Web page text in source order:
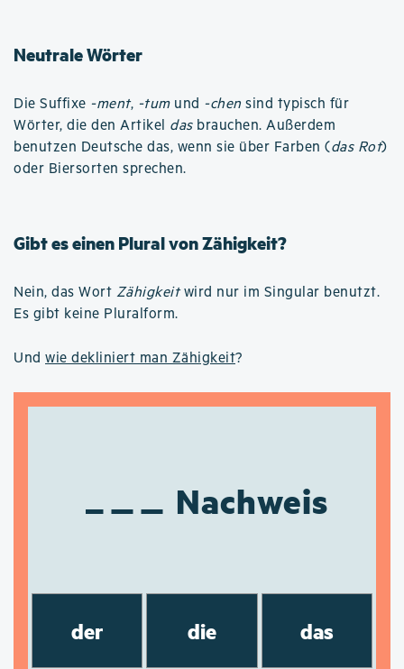
Neutrale Wörter
Die Suffixe -ment, -tumund -chen sind typisch für
Wörter, die den Artikel dasbrauchen. Außerdem
benutzen Deutsche das, wenn sie über Farben (das Rot)
oder Biersorten sprechen.
Gibt es einen Plural von Zähigkeit?
Nein, das Wort Zähigkeitwird nur im Singular benutzt.
Es gibt keine Pluralform.
Und wie dekliniert man Zähigkeit?
Nachweis
der die das